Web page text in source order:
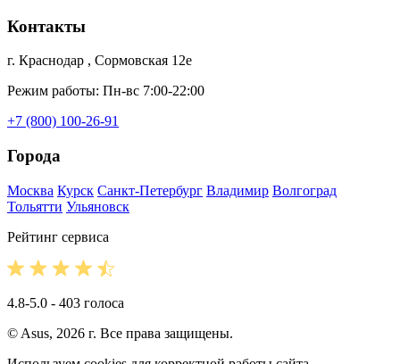
Контакты
г. Краснодар , Сормовская 12е
Режим работы: Пн-вс 7:00-22:00
+7 (800) 100-26-91
Города
Москва Курск Санкт-Петербург Владимир Волгоград
Тольятти Ульяновск
Рейтинг сервиса
4.8-5.0 - 403 голоса
© Asus, 2026 г. Все права защищены.